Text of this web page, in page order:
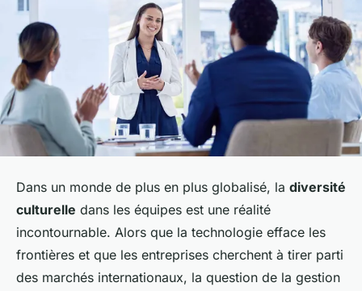
Dans un monde de plus en plus globalisé, la diversité
culturelle dans les équipes est une réalité
incontournable. Alors que la technologie efface les
frontières et que les entreprises cherchent à tirer parti
des marchés internationaux, la question de la gestion